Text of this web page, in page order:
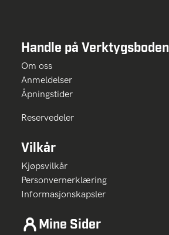
Handle på Verktygsboden
Om oss
Anmeldelser
Åpningstider
Reservedeler
Vilkår
Kjøpsvilkår
Personvernerklæring
Informasjonskapsler
Mine Sider